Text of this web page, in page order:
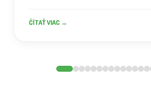
ČÍTAŤ VIAC →